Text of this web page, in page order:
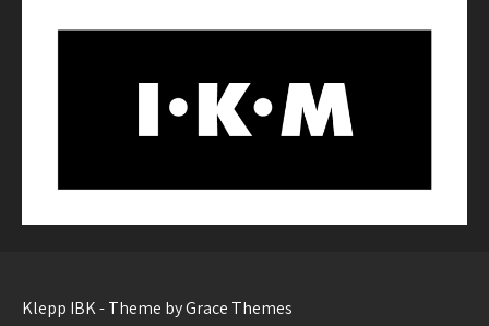
Klepp IBK - Theme by Grace Themes